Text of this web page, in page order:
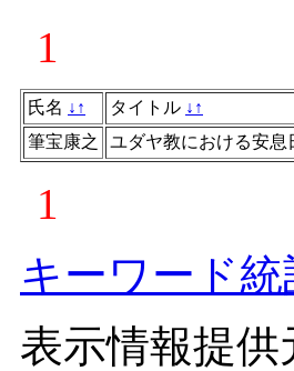
1
氏名 ↓ ↑ タイトル ↓ ↑
筆宝康之
ユダヤ教における安息
1
キーワード統
表示情報提供